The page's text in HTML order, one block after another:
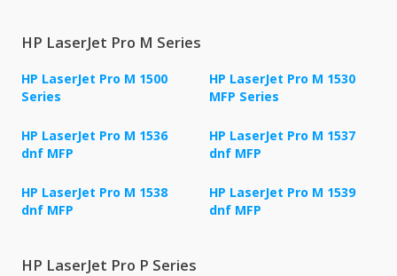
HP LaserJet Pro M Series
HP LaserJet Pro M 1500
Series
HP LaserJet Pro M 1530
MFP Series
HP LaserJet Pro M 1536
dnf MFP
HP LaserJet Pro M 1537
dnf MFP
HP LaserJet Pro M 1538
dnf MFP
HP LaserJet Pro M 1539
dnf MFP
HP LaserJet Pro P Series